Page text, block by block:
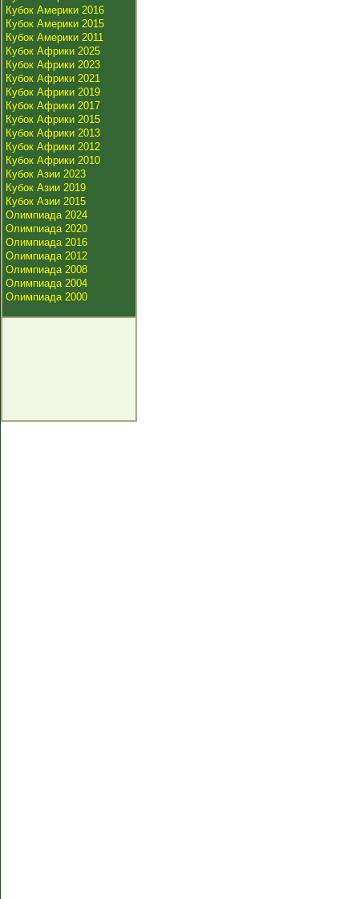
Кубок Америки 2016
Кубок Америки 2015
Кубок Америки 2011
Кубок Африки 2025
Кубок Африки 2023
Кубок Африки 2021
Кубок Африки 2019
Кубок Африки 2017
Кубок Африки 2015
Кубок Африки 2013
Кубок Африки 2012
Кубок Африки 2010
Кубок Азии 2023
Кубок Азии 2019
Кубок Азии 2015
Олимпиада 2024
Олимпиада 2020
Олимпиада 2016
Олимпиада 2012
Олимпиада 2008
Олимпиада 2004
Олимпиада 2000